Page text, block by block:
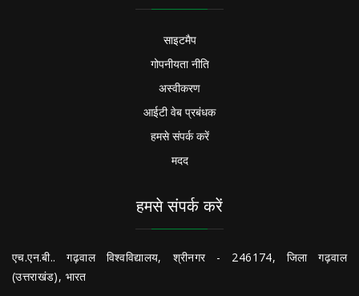
साइटमैप
गोपनीयता नीति
अस्वीकरण
आईटी वेब प्रबंधक
हमसे संपर्क करें
मदद
हमसे संपर्क करें
एच.एन.बी.. गढ़वाल विश्वविद्यालय, श्रीनगर - 246174, जिला गढ़वाल
(उत्तराखंड), भारत